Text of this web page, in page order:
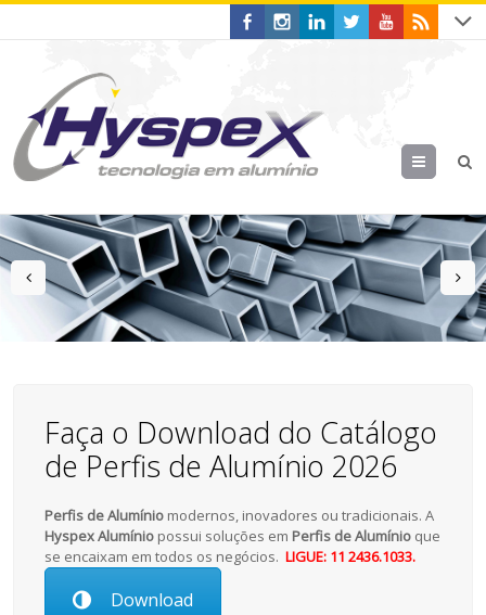
Menu
prev
Faça o Download do Catálogo
de Perfis de Alumínio 2026
Perfis de Alumínio modernos, inovadores ou tradicionais. A
Hyspex Alumínio possui soluções em Perfis de Alumínio que
se encaixam em todos os negócios.LIGUE: 11 2436.1033.
Download